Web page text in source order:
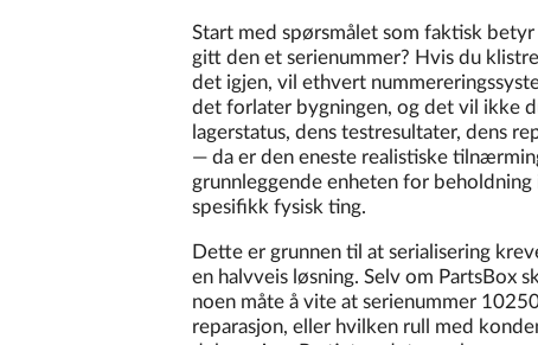
Start med spørsmålet som faktisk
gitt den et serienummer? Hvis du
det igjen, vil ethvert
det forlater bygningen, og det vil ikke
lagerstatus, dens testresultater, dens
— da er den eneste realistiske
grunnleggende enheten for
spesifikk fysisk ting.
Dette er grunnen til at serialisering
en halvveis løsning. Selv om PartsBox
noen måte å vite at serienummer
reparasjon, eller hvilken rull med